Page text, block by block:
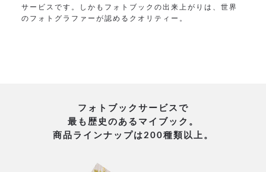
サービスです。しかもフォトブックの出来上がりは、世界
のフォトグラファーが認めるクオリティー。
フォトブックサービスで
最も歴史のあるマイブック。
商品ラインナップは200種類以上。